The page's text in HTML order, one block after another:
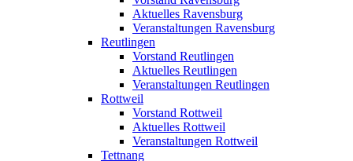
Aktuelles Ravensburg
Veranstaltungen Ravensburg
Reutlingen
Vorstand Reutlingen
Aktuelles Reutlingen
Veranstaltungen Reutlingen
Rottweil
Vorstand Rottweil
Aktuelles Rottweil
Veranstaltungen Rottweil
Tettnang